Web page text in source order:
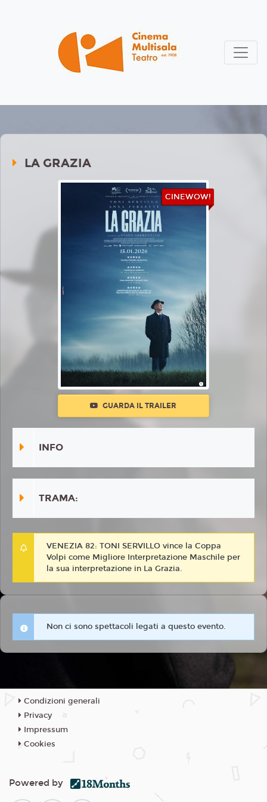
LA GRAZIA
CINEWOW!
GUARDA IL TRAILER
INFO
TRAMA:
VENEZIA 82: TONI SERVILLO vince la Coppa
Volpi come Migliore Interpretazione Maschile per
la sua interpretazione in La Grazia.
Non ci sono spettacoli legati a questo evento.
Condizioni generali
Privacy
Impressum
Cookies
Powered by